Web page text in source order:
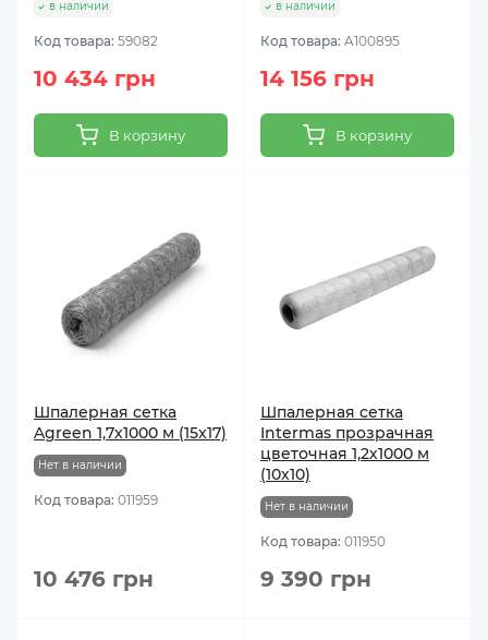
в наличии
Код товара: 59082
10 434 грн
В корзину
в наличии
Код товара: A100895
14 156 грн
В корзину
Шпалерная сетка
Agreen 1,7х1000 м (15x17)
Нет в наличии
Код товара: 011959
10 476 грн
Шпалерная сетка
Intermas прозрачная
цветочная 1,2х1000 м
(10х10)
Нет в наличии
Код товара: 011950
9 390 грн